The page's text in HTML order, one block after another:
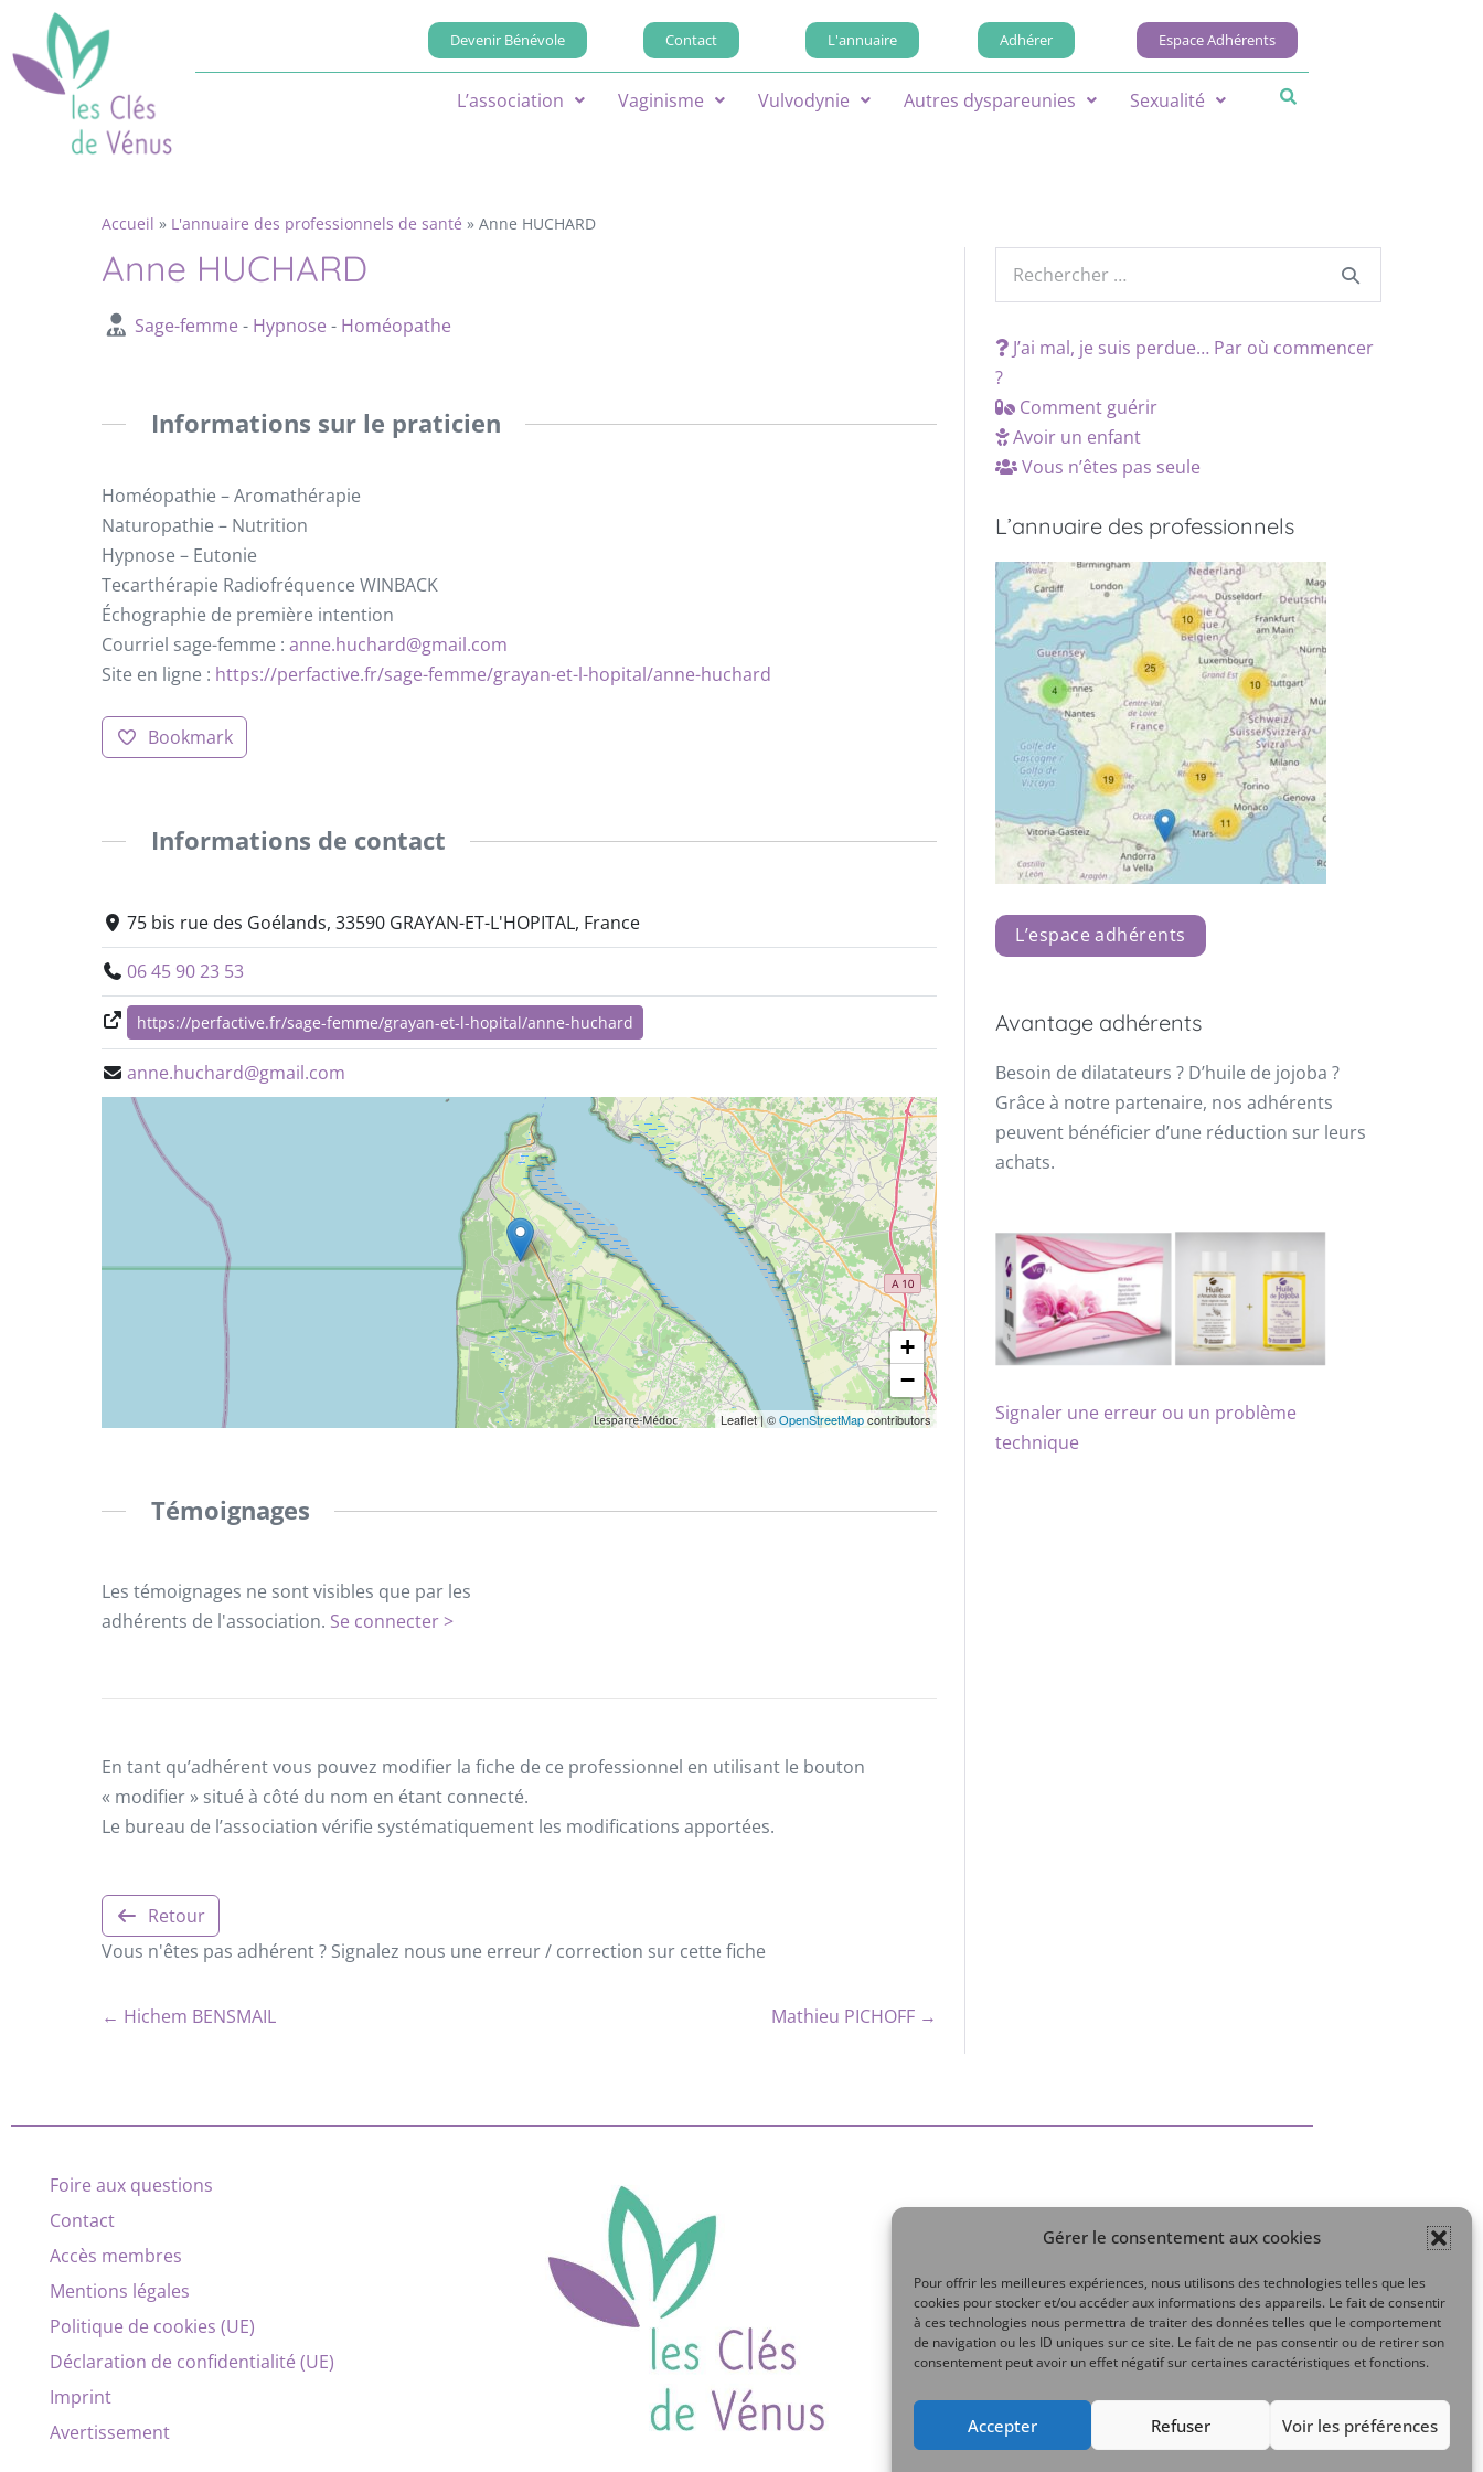
Gérer le consentement aux cookies
Pour offrir les meilleures expériences, nous utilisons des technologies telles que les
cookies pour stocker et/ou accéder aux informations des appareils. Le fait de consentir
à ces technologies nous permettra de traiter des données telles que le comportement
de navigation ou les ID uniques sur ce site. Le fait de ne pas consentir ou de retirer son
consentement peut avoir un effet négatif sur certaines caractéristiques et fonctions.
Accepter Refuser Voir les préférences
Devenir Bénévole Contact L'annuaire Adhérer Espace Adhérents
L’association Vaginisme Vulvodynie Autres dyspareunies Sexualité
Accueil » L'annuaire des professionnels de santé » Anne HUCHARD
Anne HUCHARD
Sage-femme - Hypnose - Homéopathe
Informations sur le praticien
Homéopathie – Aromathérapie
Naturopathie – Nutrition
Hypnose – Eutonie
Tecarthérapie Radiofréquence WINBACK
Échographie de première intention
Courriel sage-femme : anne.huchard@gmail.com
Site en ligne : https://perfactive.fr/sage-femme/grayan-et-l-hopital/anne-huchard
Bookmark
Informations de contact
75 bis rue des Goélands, 33590 GRAYAN-ET-L'HOPITAL, France
06 45 90 23 53
https://perfactive.fr/sage-femme/grayan-et-l-hopital/anne-huchard
anne.huchard@gmail.com
+
−
Leaflet|©OpenStreetMapcontributors
Témoignages
Les témoignages ne sont visibles que par les
adhérents de l'association. Se connecter >
En tant qu’adhérent vous pouvez modifier la fiche de ce professionnel en utilisant le bouton
« modifier » situé à côté du nom en étant connecté.
Le bureau de l’association vérifie systématiquement les modifications apportées.
Retour
Vous n'êtes pas adhérent ? Signalez nous une erreur / correction sur cette fiche
← Hichem BENSMAIL Mathieu PICHOFF →
J’ai mal, je suis perdue… Par où commencer
?
Comment guérir
Avoir un enfant
Vous n’êtes pas seule
L’annuaire des professionnels
L’espace adhérents
Avantage adhérents
Besoin de dilatateurs ? D’huile de jojoba ?
Grâce à notre partenaire, nos adhérents
peuvent bénéficier d’une réduction sur leurs
achats.
Signaler une erreur ou un problème
technique
Foire aux questions
Contact
Accès membres
Mentions légales
Politique de cookies (UE)
Déclaration de confidentialité (UE)
Imprint
Avertissement
Mon compte